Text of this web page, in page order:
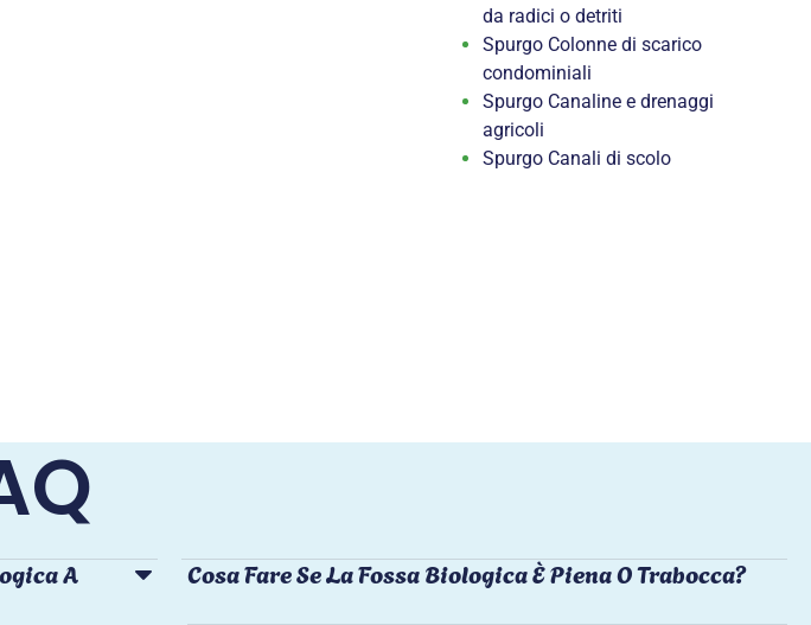
da radici o detriti
Spurgo Colonne di scarico
condominiali
Spurgo Canaline e drenaggi
agricoli
Spurgo Canali di scolo
A
Cosa Fare Se La Fossa Biologica È Piena O Trabocca?